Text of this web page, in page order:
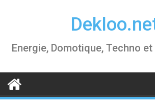
Energie, Domotique, Techno